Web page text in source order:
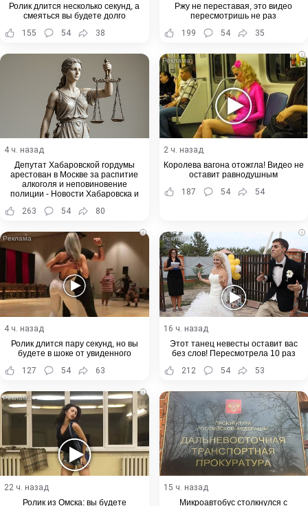
Ролик длится несколько секунд, а
смеяться вы будете долго
155
54 38
Ржу не переставая, это видео
пересмотришь не раз
199
54 35
4 ч. назад
Депутат Хабаровской гордумы
арестован в Москве за распитие
алкоголя и неповиновение
полиции - Новости Хабаровска и
263 54 80
i
2 ч. назад
Королева вагона отожгла! Видео не
оставит равнодушным
187
54 54
i
4 ч. назад
Ролик длится пару секунд, но вы
будете в шоке от увиденного
127
54 63
i
16 ч. назад
Этот танец невесты оставит вас
без слов! Пересмотрела 10 раз
212
54 53
i
22 ч. назад
Ролик из Омска: вы будете
15 ч. назад
Микроавтобус столкнулся с